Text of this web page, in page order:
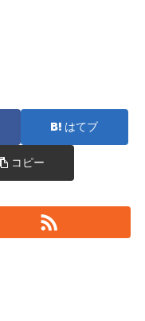
はてブ
コピー